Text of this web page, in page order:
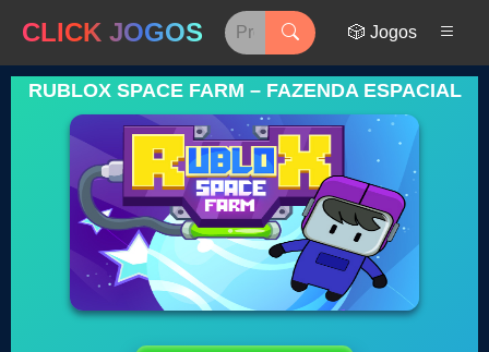
CLICK JOGOS 🎲 Jogos
RUBLOX SPACE FARM – FAZENDA ESPACIAL